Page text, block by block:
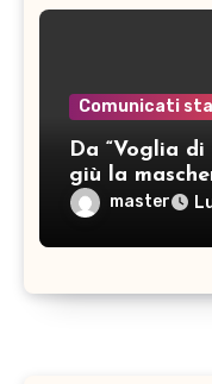
Comunicati
Da “Voglia
giù la
master